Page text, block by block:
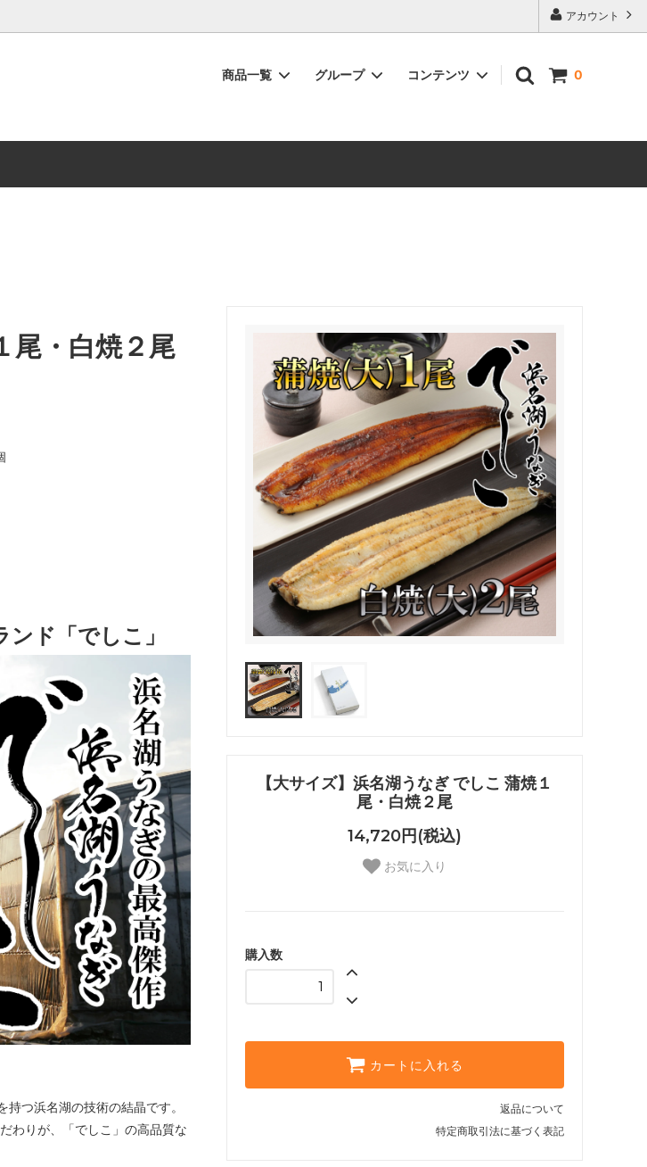
アカウント
0
商品一覧
浜名湖うなぎ白焼と腕自鰻シリーズ詰合
浜名湖うなぎ蒲焼と腕自鰻シリーズ詰合
グループ コンテンツ
【大サイズ】浜名湖うなぎ でしこ 蒲焼１
尾・白焼２尾
14,720円(税込)
お気に入り
購入数
カートに入れる
返品について
特定商取引法に基づく表記
尾・白焼２尾
ド「でしこ」
つ浜名湖の技術の結晶です。
わりが、「でしこ」の高品質な